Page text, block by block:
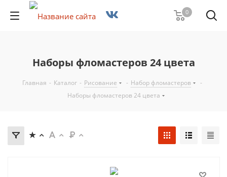
0
Наборы фломастеров 24 цвета
Главная - Каталог - Рисование - Набор фломастеров
-
Наборы фломастеров 24 цвета